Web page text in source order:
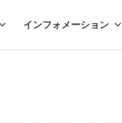
インフォメーション
ビー